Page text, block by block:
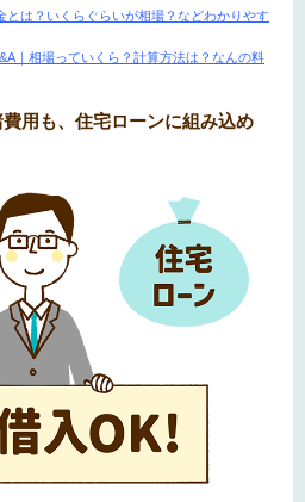
とは？いくらぐらいが相場？などわかりやす
｜相場っていくら？計算方法は？なんの料
用も、住宅ローンに組み込め